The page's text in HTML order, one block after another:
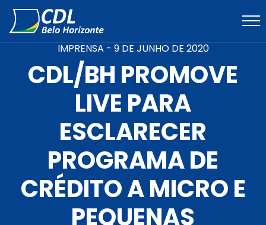
IMPRENSA - 9 DE JUNHO DE 2020
CDL/BH PROMOVE
LIVE PARA
ESCLARECER
PROGRAMA DE
CRÉDITO A MICRO E
PEQUENAS